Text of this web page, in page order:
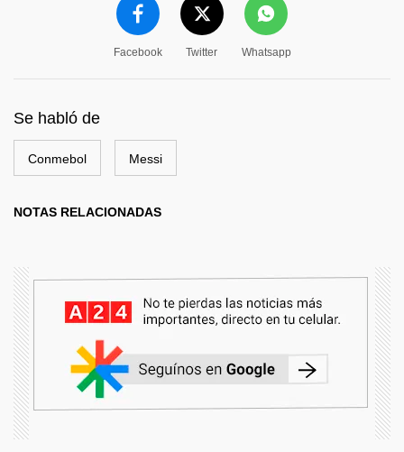
Facebook Twitter Whatsapp
Se habló de
Conmebol Messi
NOTAS RELACIONADAS